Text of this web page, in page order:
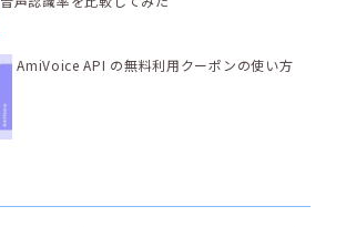
AmiVoice API の無料利用クーポンの使い方